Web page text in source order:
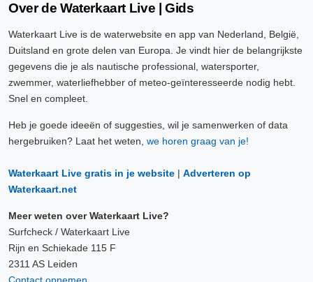
Over de Waterkaart Live | Gids
Waterkaart Live is de waterwebsite en app van Nederland, België,
Duitsland en grote delen van Europa. Je vindt hier de belangrijkste
gegevens die je als nautische professional, watersporter,
zwemmer, waterliefhebber of meteo-geïnteresseerde nodig hebt.
Snel en compleet.
Heb je goede ideeën of suggesties, wil je samenwerken of data
hergebruiken? Laat het weten, we horen graag van je!
Waterkaart Live gratis in je website | Adverteren op
Waterkaart.net
Meer weten over Waterkaart Live?
Surfcheck / Waterkaart Live
Rijn en Schiekade 115 F
2311 AS Leiden